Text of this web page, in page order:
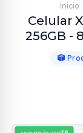
Inicio
Celular
256GB -